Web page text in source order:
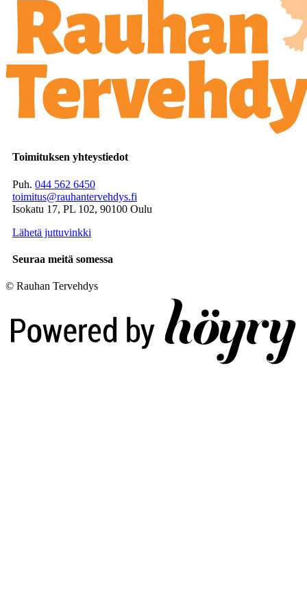
Toimituksen yhteystiedot
Puh. 044 562 6450
toimitus@rauhantervehdys.fi
Isokatu 17, PL 102, 90100 Oulu
Lähetä juttuvinkki
Seuraa meitä somessa
© Rauhan Tervehdys